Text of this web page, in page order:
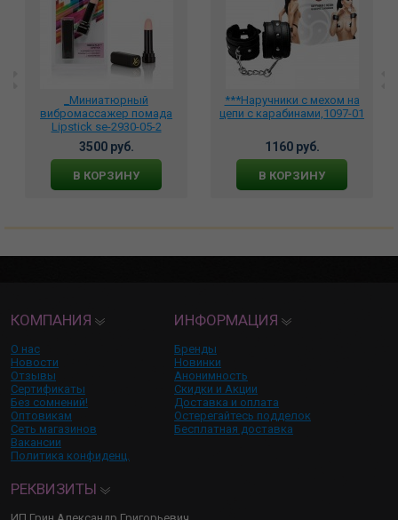
_Миниатюрный
вибромассажер помада
Lipstick se-2930-05-2
3500 руб.
В КОРЗИНУ
***Наручники с мехом на
цепи с карабинами,1097-01
1160 руб.
В КОРЗИНУ
КОМПАНИЯ
О нас
Новости
Отзывы
Сертификаты
Без сомнений!
Оптовикам
Сеть магазинов
Вакансии
Политика конфиденц.
ИНФОРМАЦИЯ
Бренды
Новинки
Анонимность
Скидки и Акции
Доставка и оплата
Остерегайтесь подделок
Бесплатная доставка
РЕКВИЗИТЫ